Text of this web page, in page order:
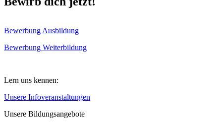
Bewerbung Ausbildung
Bewerbung Weiterbildung
Lern uns kennen:
Unsere Infoveranstaltungen
Unsere Bildungsangebote